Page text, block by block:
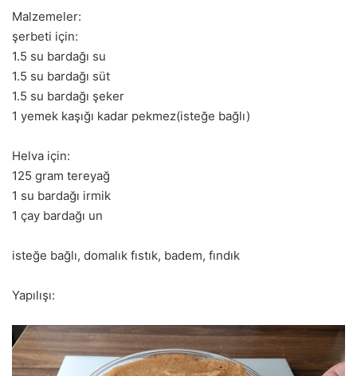
Malzemeler:
şerbeti için:
1.5 su bardağı su
1.5 su bardağı süt
1.5 su bardağı şeker
1 yemek kaşığı kadar pekmez(isteğe bağlı)
Helva için:
125 gram tereyağ
1 su bardağı irmik
1 çay bardağı un
isteğe bağlı, domalık fıstık, badem, fındık
Yapılışı: